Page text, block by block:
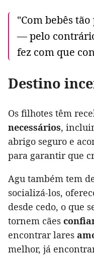
"Com bebês
— pelo
fez com que
Destino
Os filhotes têm
necessários,
abrigo seguro e
para garantir que
Agu também tem
socializá-los,
desde cedo, o que
tornem cães
encontrar lares
melhor, já